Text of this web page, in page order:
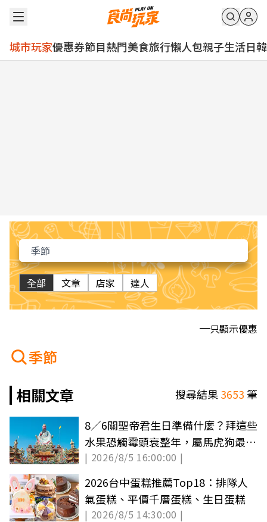
城市玩家優惠券節目熱門美食旅行懶人包親子生活日韓
全部 文章 店家 達人
只顯示優惠
季節
相關文章
搜尋結果3653筆
8／6關聖帝君生日準備什麼？拜這些
水果恐觸霉頭衰整年，屬馬虎狗最旺
財
| 2026/8/5 16:00:00 |
2026台中蛋糕推薦Top18：排隊人
氣蛋糕、平價千層蛋糕、生日蛋糕
| 2026/8/5 14:30:00 |